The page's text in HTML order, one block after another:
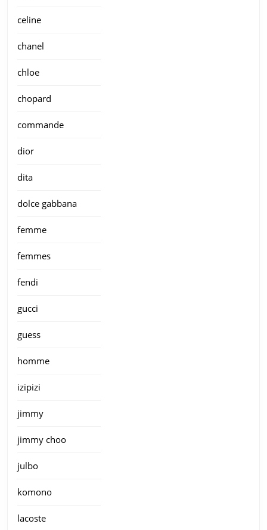
celine
chanel
chloe
chopard
commande
dior
dita
dolce gabbana
femme
femmes
fendi
gucci
guess
homme
izipizi
jimmy
jimmy choo
julbo
komono
lacoste